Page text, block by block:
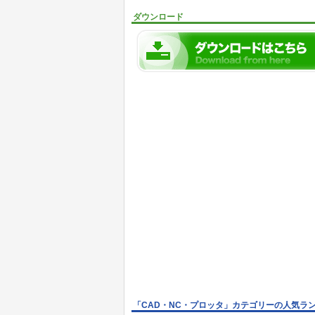
ダウンロード
「CAD・NC・プロッタ」カテゴリーの人気ラ